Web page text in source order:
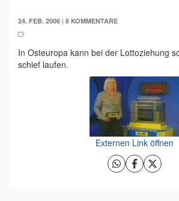
24. FEB. 2006 | 8 KOMMENTARE
In Osteuropa kann bei der Lottoziehung
schief laufen.
Externen Link öffnen